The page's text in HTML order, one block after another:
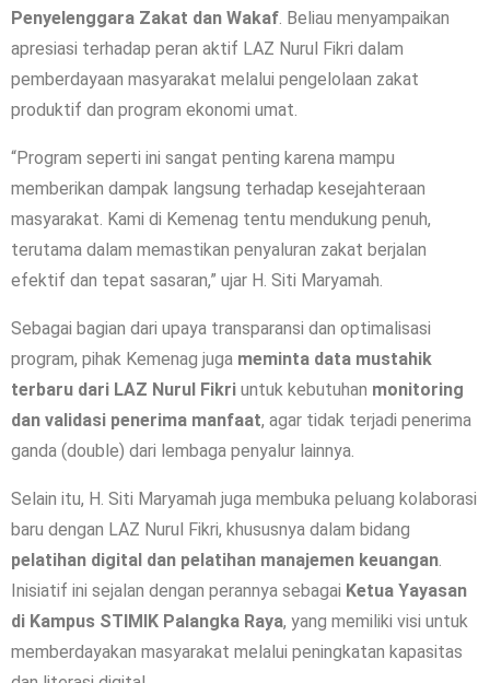
Penyelenggara Zakat dan Wakaf. Beliau menyampaikan
apresiasi terhadap peran aktif LAZ Nurul Fikri dalam
pemberdayaan masyarakat melalui pengelolaan zakat
produktif dan program ekonomi umat.
“Program seperti ini sangat penting karena mampu
memberikan dampak langsung terhadap kesejahteraan
masyarakat. Kami di Kemenag tentu mendukung penuh,
terutama dalam memastikan penyaluran zakat berjalan
efektif dan tepat sasaran,” ujar H. Siti Maryamah.
Sebagai bagian dari upaya transparansi dan optimalisasi
program, pihak Kemenag juga meminta data mustahik
terbaru dari LAZ Nurul Fikri untuk kebutuhan monitoring
dan validasi penerima manfaat, agar tidak terjadi penerima
ganda (double) dari lembaga penyalur lainnya.
Selain itu, H. Siti Maryamah juga membuka peluang kolaborasi
baru dengan LAZ Nurul Fikri, khususnya dalam bidang
pelatihan digital dan pelatihan manajemen keuangan.
Inisiatif ini sejalan dengan perannya sebagai Ketua Yayasan
di Kampus STIMIK Palangka Raya, yang memiliki visi untuk
memberdayakan masyarakat melalui peningkatan kapasitas